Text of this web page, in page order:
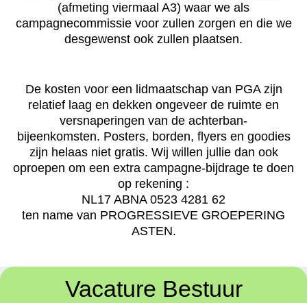
(afmeting viermaal A3) waar we als
campagnecommissie voor zullen zorgen en die we
desgewenst ook zullen plaatsen.
De kosten voor een lidmaatschap van PGA zijn
relatief laag en dekken ongeveer de ruimte en
versnaperingen van de achterban-
bijeenkomsten. Posters, borden, flyers en goodies
zijn helaas niet gratis. Wij willen jullie dan ook
oproepen om een extra campagne-bijdrage te doen
op rekening :
NL17 ABNA 0523 4281 62
ten name van PROGRESSIEVE GROEPERING
ASTEN.
Vacature Bestuur